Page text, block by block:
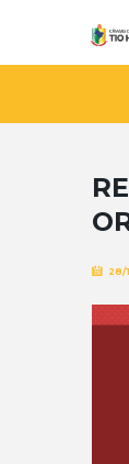
28/